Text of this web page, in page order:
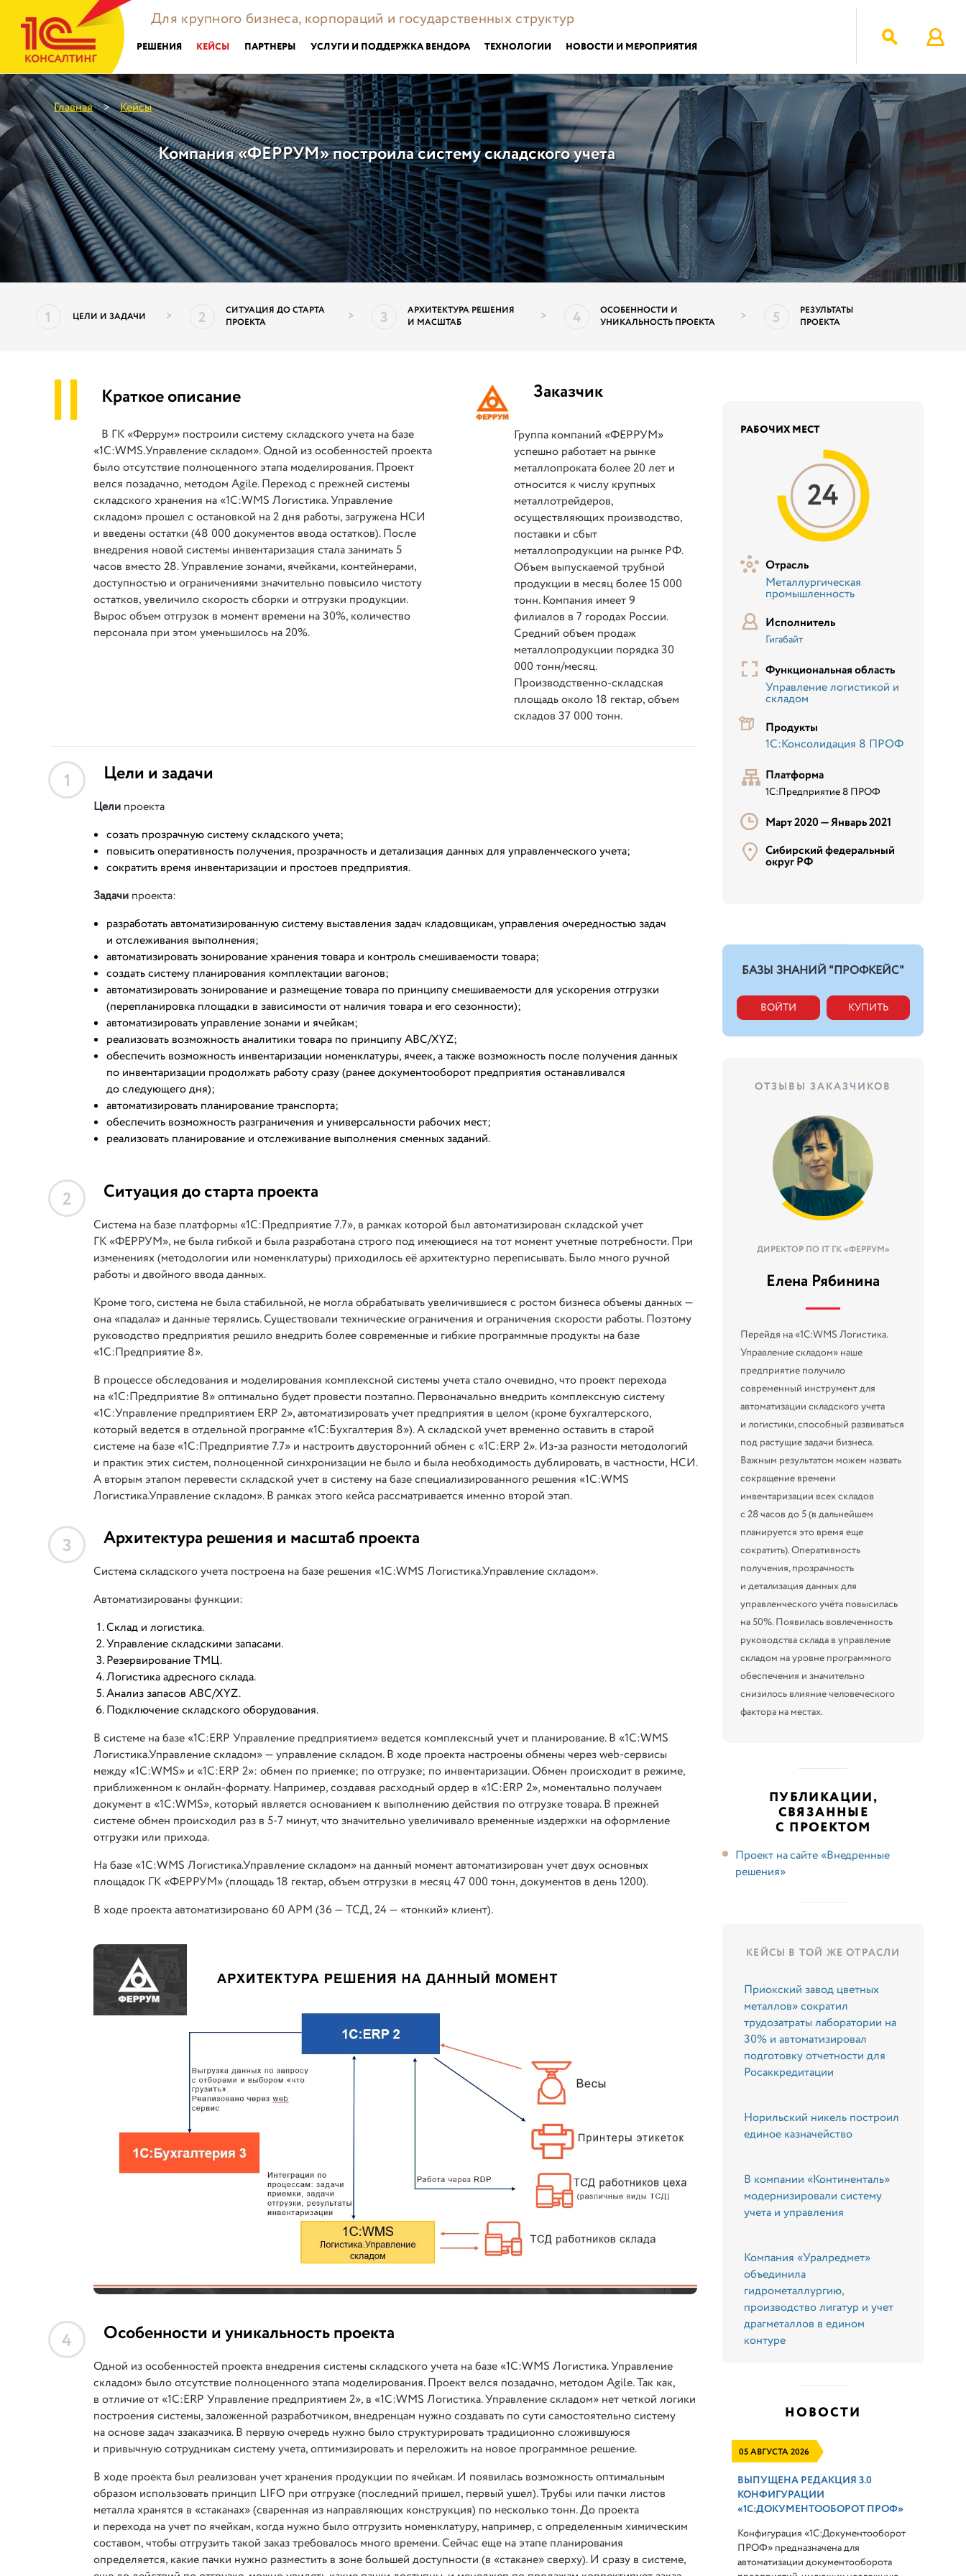
Для крупного бизнеса, корпораций и государственных структур
РЕШЕНИЯ КЕЙСЫ ПАРТНЕРЫ УСЛУГИ И ПОДДЕРЖКА ВЕНДОРА ТЕХНОЛОГИИ НОВОСТИ И МЕРОПРИЯТИЯ
Главная > Кейсы
Компания «ФЕРРУМ» построила систему складского учета
1 ЦЕЛИ И ЗАДАЧИ > 2
СИТУАЦИЯ ДО СТАРТА
ПРОЕКТА
> 3
АРХИТЕКТУРА РЕШЕНИЯ
И МАСШТАБ
> 4
ОСОБЕННОСТИ И
УНИКАЛЬНОСТЬ ПРОЕКТА
> 5
РЕЗУЛЬТАТЫ
ПРОЕКТА
|| Краткое описание
В ГК «Феррум» построили систему складского учета на базе
«1С:WMS.Управление складом». Одной из особенностей проекта
было отсутствие полноценного этапа моделирования. Проект
велся позадачно, методом Agile. Переход с прежней системы
складского хранения на «1С:WMS Логистика. Управление
складом» прошел с остановкой на 2 дня работы, загружена НСИ
и введены остатки (48 000 документов ввода остатков). После
внедрения новой системы инвентаризация стала занимать 5
часов вместо 28. Управление зонами, ячейками, контейнерами,
доступностью и ограничениями значительно повысило чистоту
остатков, увеличило скорость сборки и отгрузки продукции.
Вырос объем отгрузок в момент времени на 30%, количество
персонала при этом уменьшилось на 20%.
Заказчик
Группа компаний «ФЕРРУМ»
успешно работает на рынке
металлопроката более 20 лет и
относится к числу крупных
металлотрейдеров,
осуществляющих производство,
поставки и сбыт
металлопродукции на рынке РФ.
Объем выпускаемой трубной
продукции в месяц более 15 000
тонн. Компания имеет 9
филиалов в 7 городах России.
Средний объем продаж
металлопродукции порядка 30
000 тонн/месяц.
Производственно-складская
площадь около 18 гектар, объем
складов 37 000 тонн.
1 Цели и задачи
Цели проекта
созать прозрачную систему складского учета;
повысить оперативность получения, прозрачность и детализация данных для управленческого учета;
сократить время инвентаризации и простоев предприятия.
Задачи проекта:
разработать автоматизированную систему выставления задач кладовщикам, управления очередностью задач
и отслеживания выполнения;
автоматизировать зонирование хранения товара и контроль смешиваемости товара;
создать систему планирования комплектации вагонов;
автоматизировать зонирование и размещение товара по принципу смешиваемости для ускорения отгрузки
(перепланировка площадки в зависимости от наличия товара и его сезонности);
автоматизировать управление зонами и ячейкам;
реализовать возможность аналитики товара по принципу ABC/XYZ;
обеспечить возможность инвентаризации номенклатуры, ячеек, а также возможность после получения данных
по инвентаризации продолжать работу сразу (ранее документооборот предприятия останавливался
до следующего дня);
автоматизировать планирование транспорта;
обеспечить возможность разграничения и универсальности рабочих мест;
реализовать планирование и отслеживание выполнения сменных заданий.
2 Ситуация до старта проекта
Система на базе платформы «1С:Предприятие 7.7», в рамках которой был автоматизирован складской учет
ГК «ФЕРРУМ», не была гибкой и была разработана строго под имеющиеся на тот момент учетные потребности. При
изменениях (методологии или номенклатуры) приходилось её архитектурно переписывать. Было много ручной
работы и двойного ввода данных.
Кроме того, система не была стабильной, не могла обрабатывать увеличившиеся с ростом бизнеса объемы данных —
она «падала» и данные терялись. Существовали технические ограничения и ограничения скорости работы. Поэтому
руководство предприятия решило внедрить более современные и гибкие программные продукты на базе
«1С:Предприятие 8».
В процессе обследования и моделирования комплексной системы учета стало очевидно, что проект перехода
на «1С:Предприятие 8» оптимально будет провести поэтапно. Первоначально внедрить комплексную систему
«1С:Управление предприятием ERP 2», автоматизировать учет предприятия в целом (кроме бухгалтерского,
который ведется в отдельной программе «1С:Бухгалтерия 8»). А складской учет временно оставить в старой
системе на базе «1С:Предприятие 7.7» и настроить двусторонний обмен с «1С:ERP 2». Из-за разности методологий
и практик этих систем, полноценной синхронизации не было и была необходимость дублировать, в частности, НСИ.
А вторым этапом перевести складской учет в систему на базе специализированного решения «1С:WMS
Логистика.Управление складом». В рамках этого кейса рассматривается именно второй этап.
3 Архитектура решения и масштаб проекта
Система складского учета построена на базе решения «1С:WMS Логистика.Управление складом».
Автоматизированы функции:
Склад и логистика.
Управление складскими запасами.
Резервирование ТМЦ.
Логистика адресного склада.
Анализ запасов ABC/XYZ.
Подключение складского оборудования.
В системе на базе «1С:ERP Управление предприятием» ведется комплексный учет и планирование. В «1С:WMS
Логистика.Управление складом» — управление складом. В ходе проекта настроены обмены через web-сервисы
между «1С:WMS» и «1С:ERP 2»: обмен по приемке; по отгрузке; по инвентаризации. Обмен происходит в режиме,
приближенном к онлайн-формату. Например, создавая расходный ордер в «1С:ERP 2», моментально получаем
документ в «1С:WMS», который является основанием к выполнению действия по отгрузке товара. В прежней
системе обмен происходил раз в 5-7 минут, что значительно увеличивало временные издержки на оформление
отгрузки или прихода.
На базе «1С:WMS Логистика.Управление складом» на данный момент автоматизирован учет двух основных
площадок ГК «ФЕРРУМ» (площадь 18 гектар, объем отгрузки в месяц 47 000 тонн, документов в день 1200).
В ходе проекта автоматизировано 60 АРМ (36 — ТСД, 24 — «тонкий» клиент).
4 Особенности и уникальность проекта
Одной из особенностей проекта внедрения системы складского учета на базе «1С:WMS Логистика. Управление
складом» было отсутствие полноценного этапа моделирования. Проект велся позадачно, методом Agile. Так как,
в отличие от «1С:ERP Управление предприятием 2», в «1С:WMS Логистика. Управление складом» нет четкой логики
построения системы, заложенной разработчиком, внедренцам нужно создавать по сути самостоятельно систему
на основе задач ззаказчика. В первую очередь нужно было структурировать традиционно сложившуюся
и привычную сотрудникам систему учета, оптимизировать и переложить на новое программное решение.
В ходе проекта был реализован учет хранения продукции по ячейкам. И появилась возможность оптимальным
образом использовать принцип LIFO при отгрузке (последний пришел, первый ушел). Трубы или пачки листов
металла хранятся в «стаканах» (сваренная из направляющих конструкция) по несколько тонн. До проекта
и перехода на учет по ячейкам, когда нужно было отгрузить номенклатуру, например, с определенным химическим
составом, чтобы отгрузить такой заказ требовалось много времени. Сейчас еще на этапе планирования
определяется, какие пачки нужно разместить в зоне большей доступности (в «стакане» сверху). И сразу в системе,
РАБОЧИХ МЕСТ
24
Отрасль
Металлургическая
промышленность
Исполнитель
Гигабайт
Функциональная область
Управление логистикой и
складом
Продукты
1С:Консолидация 8 ПРОФ
Платформа
1С:Предприятие 8 ПРОФ
Март 2020 —Январь 2021
Сибирский федеральный
округ РФ
БАЗЫ ЗНАНИЙ "ПРОФКЕЙС"
ВОЙТИ КУПИТЬ
ОТЗЫВЫ ЗАКАЗЧИКОВ
ДИРЕКТОР ПО IT ГК «ФЕРРУМ»
Елена Рябинина
Перейдя на «1С:WMS Логистика.
Управление складом» наше
предприятие получило
современный инструмент для
автоматизации складского учета
и логистики, способный развиваться
под растущие задачи бизнеса.
Важным результатом можем назвать
сокращение времени
инвентаризации всех складов
с 28 часов до 5 (в дальнейшем
планируется это время еще
сократить). Оперативность
получения, прозрачность
и детализация данных для
управленческого учёта повысилась
на 50%. Появилась вовлеченность
руководства склада в управление
складом на уровне программного
обеспечения и значительно
снизилось влияние человеческого
фактора на местах.
ПУБЛИКАЦИИ,
СВЯЗАННЫЕ
С ПРОЕКТОМ
Проект на сайте «Внедренные
решения»
КЕЙСЫ В ТОЙ ЖЕ ОТРАСЛИ
Приокский завод цветных
металлов» сократил
трудозатраты лаборатории на
30% и автоматизировал
подготовку отчетности для
Росаккредитации
Норильский никель построил
единое казначейство
В компании «Континенталь»
модернизировали систему
учета и управления
Компания «Уралредмет»
объединила
гидрометаллургию,
производство лигатур и учет
драгметаллов в едином
контуре
НОВОСТИ
05 АВГУСТА 2026
ВЫПУЩЕНА РЕДАКЦИЯ 3.0
КОНФИГУРАЦИИ
«1С:ДОКУМЕНТООБОРОТ ПРОФ»
Конфигурация «1С:Документооборот
ПРОФ» предназначена для
автоматизации документооборота